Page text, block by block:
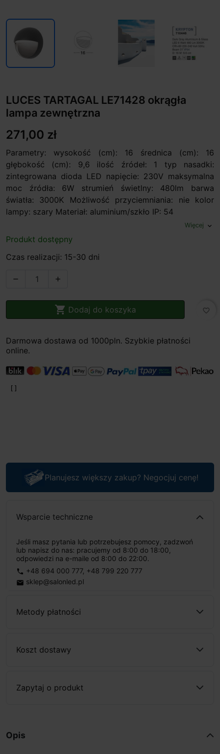
LUCES TARTAGAL LE71428 okrągła
lampa zewnętrzna
271,00 zł
Parametry: wysokość (cm): 16 średnica (cm): 16
głębokość (cm): 9,6 ilość źródeł: 1 typ nasadki:
zintegrowana dioda LED napięcie: 230V maksymalna
moc źródła: 6W strumień świetlny: 480lm barwa
światła: 3000K Możliwość przyciemniania: nie kolor
lampy: szary Materiał: aluminium/szkło IP: 54
Więcej expand_more
Produkt dostępny
Czas realizacji: 15-30 dni
 
 Dodaj do koszyka favorite_border
Darmowa dostawa od 1000pln. Szybkie płatności
online.
Planujesz większy zakup? Negocjuj cenę!
Wsparcie techniczne
Jeśli masz pytania lub potrzebujesz pomocy, zadzwoń
lub napisz do nas: pracujemy od 8:00 do 18:00,
odpowiedzi na e-maile od 8:00 do 22:00.
phone +48 694 000 777, +48 799 220 777
email sklep@salonled.pl
Metody płatności
Koszt dostawy
Zapytaj o produkt
Opis